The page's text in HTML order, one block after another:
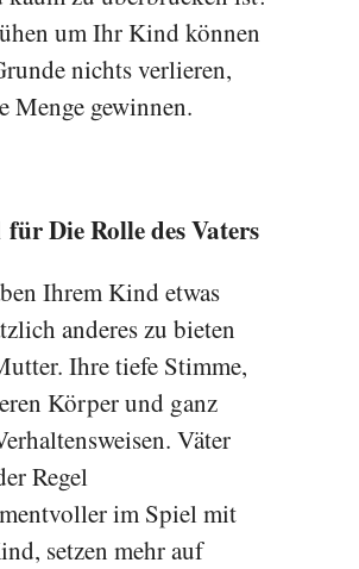
um Ihr Kind können
nichts verlieren,
Menge gewinnen.
für Die Rolle des Vaters
Ihrem Kind etwas
anderes zu bieten
Ihre tiefe Stimme,
Körper und ganz
Väter
Regel
im Spiel mit
setzen mehr auf